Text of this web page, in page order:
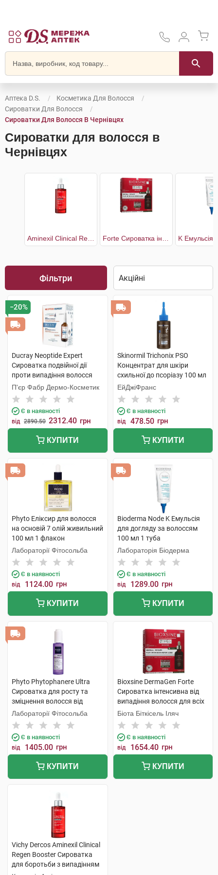
Аптека D.S.
Косметика Для Волосся
Сироватки Для Волосся
Сироватки Для Волосся В Чернівцях
Сироватки для волосся в
Чернівцях
Фільтри
−20%
Ducray Neoptide Expert
Сироватка подвійної дії
проти випадіння волосся
2x50 мл 1 набір
П'єр Фабр Дермо-Косметик
Є в наявності
від 2890.50 2312.40 грн
КУПИТИ
Skinormil Trichonix РSО
Концентрат для шкіри
схильної до псоріазу 100 мл
1 флакон
ЕйДжіФранс
Є в наявності
від 478.50 грн
КУПИТИ
Phyto Еліксир для волосся
на основій 7 олій живильний
100 мл 1 флакон
Лабораторії Фітосольба
Є в наявності
від 1124.00 грн
КУПИТИ
Bioderma Node K Емульсія
для догляду за волоссям
100 мл 1 туба
Лабораторія Біодерма
Є в наявності
від 1289.00 грн
КУПИТИ
Phyto Phytophanere Ultra
Сироватка для росту та
зміцнення волосся від
корінців до самих кінчиків
50 мл 1 флакон
Лабораторії Фітосольба
Є в наявності
від 1405.00 грн
КУПИТИ
Bioxsine DermaGen Forte
Сироватка інтенсивна від
випадіння волосся для всіх
типів 50 мл 3 флакона
Біота Біткісель Іляч
Є в наявності
від 1654.40 грн
КУПИТИ
Vichy Dercos Aminexil Clinical
Regen Booster Сироватка
для боротьби з випадінням